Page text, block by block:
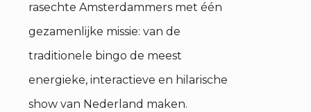
rasechte Amsterdammers met één
gezamenlijke missie: van de
traditionele bingo de meest
energieke, interactieve en hilarische
show van Nederland maken.